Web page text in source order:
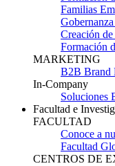
Familias
Creación
Formación
MARKETING
B2B Brand
In-Company
Soluciones
Facultad e
FACULTAD
Conoce a
Facultad
CENTROS DE